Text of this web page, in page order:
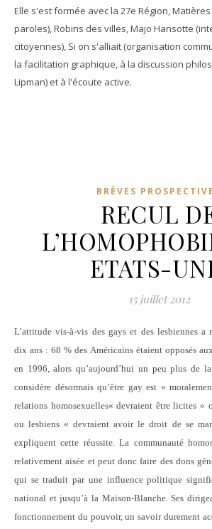
Elle s'est formée avec la 27e Région,
paroles), Robins des villes, Majo Hansotte
citoyennes), Si on s'alliait (organisation
la facilitation graphique, à la discussion
Lipman) et à l'écoute active.
BRÈVES
RECUL
ETATS-
15 juillet 2012
L’attitude vis-à-vis des gays et des lesbiennes a radicalement changé en
dix ans : 68 % des Américains étaient opposés
en 1996, alors qu’aujourd’hui un peu plus de
considère désormais qu’être gay est «
relations homosexuelles« devraient être licites »
ou lesbiens « devraient avoir le droit de se
expliquent cette réussite. La communauté
relativement aisée et peut donc faire des dons
qui se traduit par une influence politique
national et jusqu’à la Maison-Blanche. Ses
fonctionnement du pouvoir, un savoir durement